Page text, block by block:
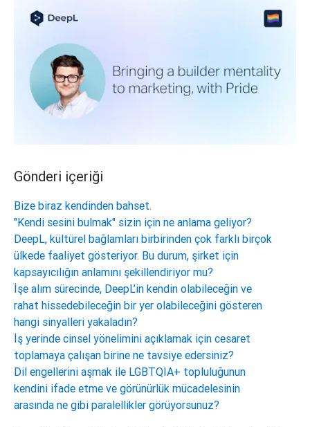
Gönderi içeriği
Bize biraz kendinden bahset.
"Kendi sesini bulmak" sizin için ne anlama geliyor?
DeepL, kültürel bağlamları birbirinden çok farklı birçok
ülkede faaliyet gösteriyor. Bu durum, şirket için
kapsayıcılığın anlamını şekillendiriyor mu?
İşe alım sürecinde, DeepL’in kendin olabileceğin ve
rahat hissedebileceğin bir yer olabileceğini gösteren
hangi sinyalleri yakaladın?
İş yerinde cinsel yönelimini açıklamak için cesaret
toplamaya çalışan birine ne tavsiye edersiniz?
Dil engellerini aşmak ile LGBTQIA+ topluluğunun
kendini ifade etme ve görünürlük mücadelesinin
arasında ne gibi paralellikler görüyorsunuz?